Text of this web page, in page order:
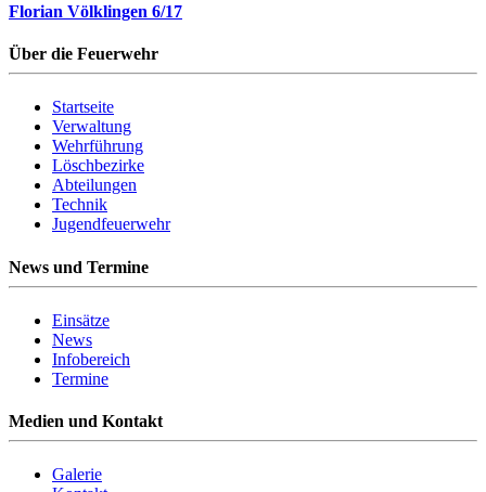
Florian Völklingen 6/17
Über die Feuerwehr
Startseite
Verwaltung
Wehrführung
Löschbezirke
Abteilungen
Technik
Jugendfeuerwehr
News und Termine
Einsätze
News
Infobereich
Termine
Medien und Kontakt
Galerie